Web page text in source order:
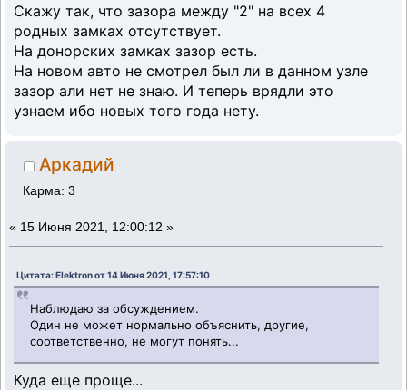
Скажу так, что зазора между "2" на всех 4
родных замках отсутствует.
На донорских замках зазор есть.
На новом авто не смотрел был ли в данном узле
зазор али нет не знаю. И теперь врядли это
узнаем ибо новых того года нету.
Аркадий
Карма: 3
« 15 Июня 2021, 12:00:12 »
Цитата: Elektron от 14 Июня 2021, 17:57:10
Наблюдаю за обсуждением.
Один не может нормально объяснить, другие,
соответственно, не могут понять...
Куда еще проще...